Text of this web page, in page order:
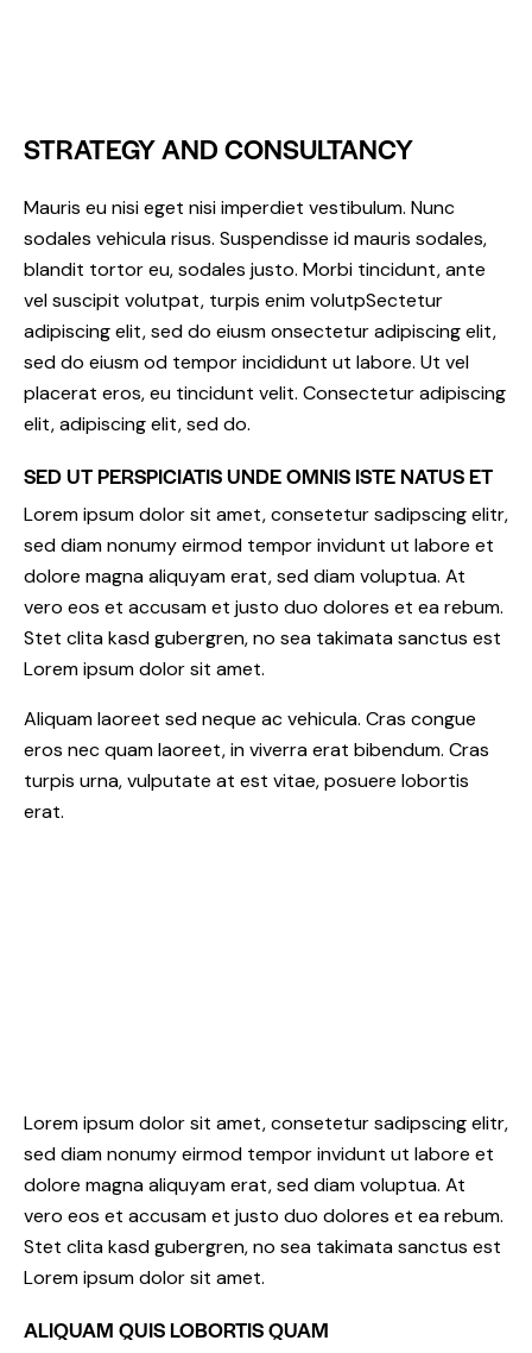
STRATEGY AND CONSULTANCY
Mauris eu nisi eget nisi imperdiet vestibulum. Nunc
sodales vehicula risus. Suspendisse id mauris sodales,
blandit tortor eu, sodales justo. Morbi tincidunt, ante
vel suscipit volutpat, turpis enim volutpSectetur
adipiscing elit, sed do eiusm onsectetur adipiscing elit,
sed do eiusm od tempor incididunt ut labore. Ut vel
placerat eros, eu tincidunt velit. Consectetur adipiscing
elit, adipiscing elit, sed do.
SED UT PERSPICIATIS UNDE OMNIS ISTE NATUS ET
Lorem ipsum dolor sit amet, consetetur sadipscing elitr,
sed diam nonumy eirmod tempor invidunt ut labore et
dolore magna aliquyam erat, sed diam voluptua. At
vero eos et accusam et justo duo dolores et ea rebum.
Stet clita kasd gubergren, no sea takimata sanctus est
Lorem ipsum dolor sit amet.
Aliquam laoreet sed neque ac vehicula. Cras congue
eros nec quam laoreet, in viverra erat bibendum. Cras
turpis urna, vulputate at est vitae, posuere lobortis
erat.
Lorem ipsum dolor sit amet, consetetur sadipscing elitr,
sed diam nonumy eirmod tempor invidunt ut labore et
dolore magna aliquyam erat, sed diam voluptua. At
vero eos et accusam et justo duo dolores et ea rebum.
Stet clita kasd gubergren, no sea takimata sanctus est
Lorem ipsum dolor sit amet.
ALIQUAM QUIS LOBORTIS QUAM